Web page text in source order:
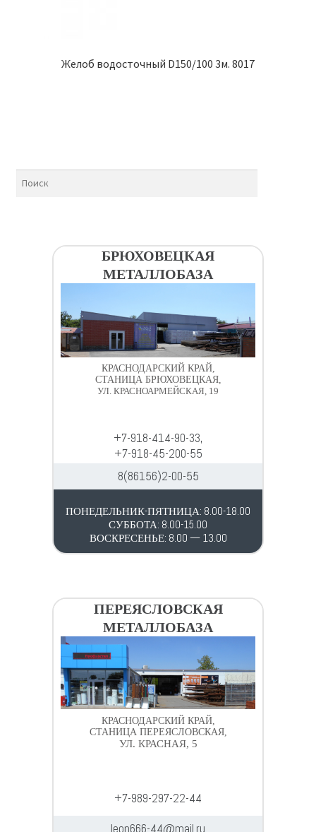
Желоб водосточный D150/100 3м. 8017
БРЮХОВЕЦКАЯ
МЕТАЛЛОБАЗА
КРАСНОДАРСКИЙ КРАЙ,
СТАНИЦА БРЮХОВЕЦКАЯ,
УЛ. КРАСНОАРМЕЙСКАЯ, 19
+7-918-414-90-33,
+7-918-45-200-55
8(86156)2-00-55
ПОНЕДЕЛЬНИК-ПЯТНИЦА: 8.00-18.00
СУББОТА: 8.00-15.00
ВОСКРЕСЕНЬЕ: 8.00 — 13.00
ПЕРЕЯСЛОВСКАЯ
МЕТАЛЛОБАЗА
КРАСНОДАРСКИЙ КРАЙ,
СТАНИЦА ПЕРЕЯСЛОВСКАЯ,
УЛ. КРАСНАЯ, 5
+7-989-297-22-44
leon666-44@mail.ru